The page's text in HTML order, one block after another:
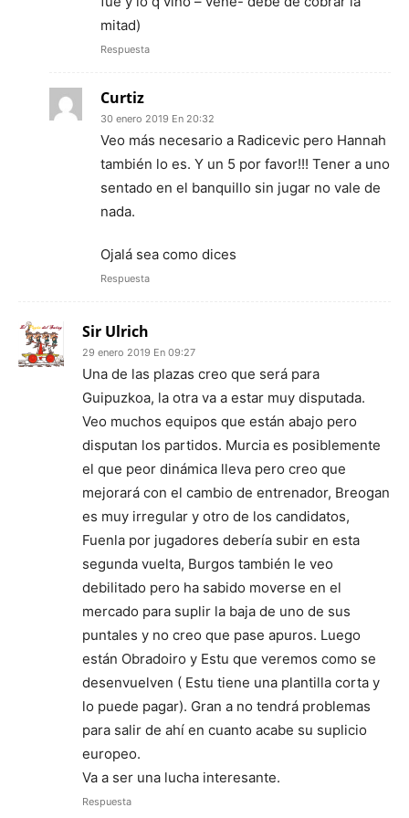
mitad)
Respuesta
Curtiz
30 enero 2019 En 20:32
Veo más necesario a Radicevic pero Hannah
también lo es. Y un 5 por favor!!! Tener a uno
sentado en el banquillo sin jugar no vale de
nada.
Ojalá sea como dices
Respuesta
Sir Ulrich
29 enero 2019 En 09:27
Una de las plazas creo que será para
Guipuzkoa, la otra va a estar muy disputada.
Veo muchos equipos que están abajo pero
disputan los partidos. Murcia es posiblemente
el que peor dinámica lleva pero creo que
mejorará con el cambio de entrenador, Breogan
es muy irregular y otro de los candidatos,
Fuenla por jugadores debería subir en esta
segunda vuelta, Burgos también le veo
debilitado pero ha sabido moverse en el
mercado para suplir la baja de uno de sus
puntales y no creo que pase apuros. Luego
están Obradoiro y Estu que veremos como se
desenvuelven ( Estu tiene una plantilla corta y
lo puede pagar). Gran a no tendrá problemas
para salir de ahí en cuanto acabe su suplicio
europeo.
Va a ser una lucha interesante.
Respuesta